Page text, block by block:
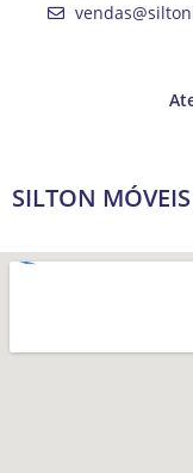
SILTON